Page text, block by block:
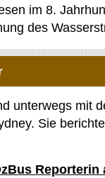
im 8.
des
unterwegs mit
Sie
Reporterin